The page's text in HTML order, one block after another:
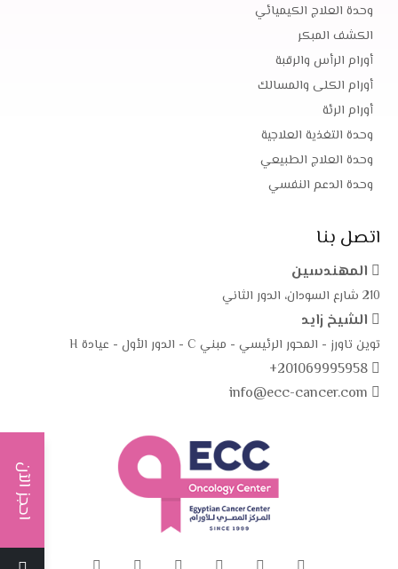
وحدة العلاج الكيميائي
الكشف المبكر
أورام الرأس والرقبة
أورام الكلى والمسالك
أورام الرئة
وحدة التغذية العلاجية
وحدة العلاج الطبيعي
وحدة الدعم النفسي
اتصل بنا
المهندسين
210 شارع السودان، الدور الثاني
الشيخ زايد
توين تاورز - المحور الرئيسي - مبني C - الدور الأول - عيادة H
+201069995958
احجز الآن